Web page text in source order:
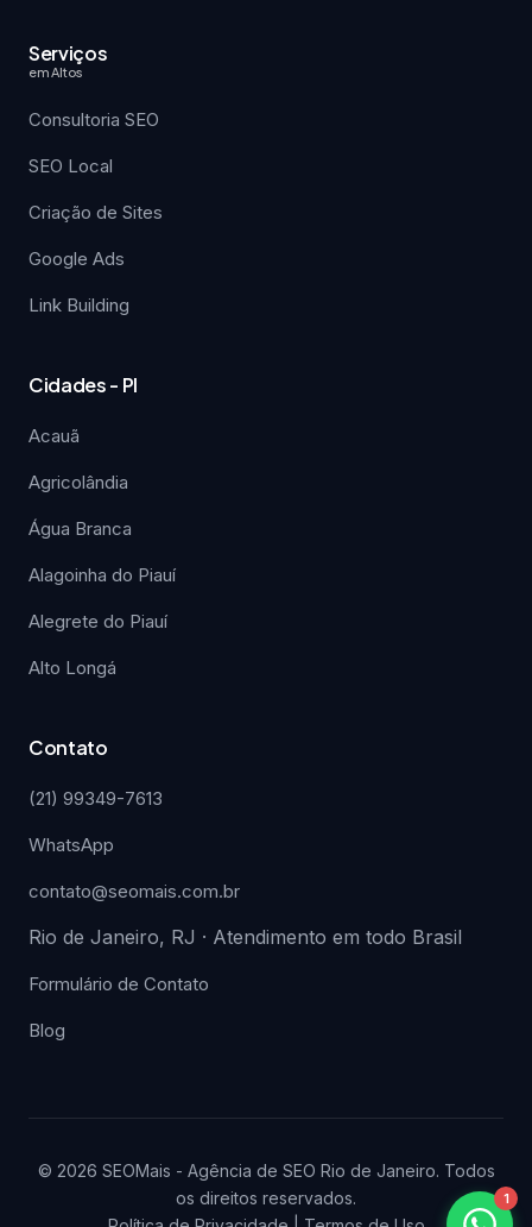
Serviços
em Altos
Consultoria SEO
SEO Local
Criação de Sites
Google Ads
Link Building
Cidades - PI
Acauã
Agricolândia
Água Branca
Alagoinha do Piauí
Alegrete do Piauí
Alto Longá
Contato
(21) 99349-7613
WhatsApp
contato@seomais.com.br
Rio de Janeiro, RJ · Atendimento em todo Brasil
Formulário de Contato
Blog
© 2026 SEOMais - Agência de SEO Rio de Janeiro. Todos
os direitos reservados.
1